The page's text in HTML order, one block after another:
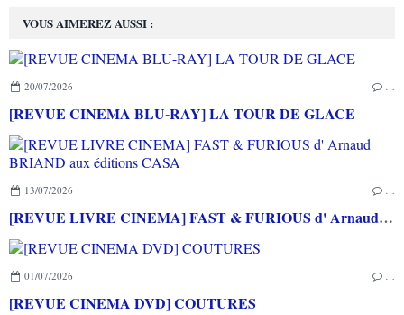
VOUS AIMEREZ AUSSI :
20/07/2026 …
[REVUE CINEMA BLU-RAY] LA TOUR DE GLACE
13/07/2026 …
[REVUE LIVRE CINEMA] FAST & FURIOUS d' Arnaud BRIAND aux éditions CASA
01/07/2026 …
[REVUE CINEMA DVD] COUTURES